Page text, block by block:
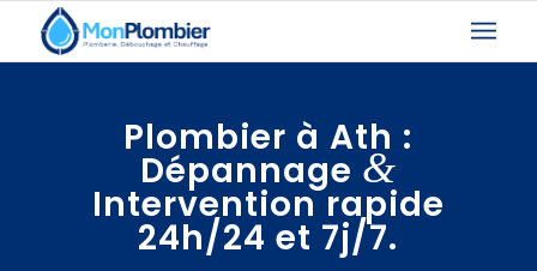
Plombier à Ath :
Dépannage &
Intervention rapide
24h/24 et 7j/7.